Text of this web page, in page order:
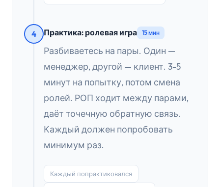
4 Практика: ролевая игра 15 мин
Разбиваетесь на пары. Один —
менеджер, другой — клиент. 3-5
минут на попытку, потом смена
ролей. РОП ходит между парами,
даёт точечную обратную связь.
Каждый должен попробовать
минимум раз.
Каждый попрактиковался